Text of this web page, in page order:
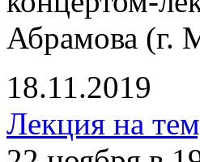
Абрамова (г.
18.11.2019
Лекция на